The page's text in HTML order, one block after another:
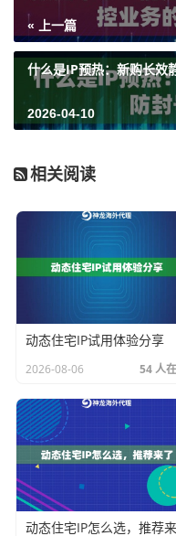
拿到一堆不同城市的代
就行。一个高效的分配
取更准确、更安全的
划。
第一，确定目标城市清
市是必选项，因为它们
特性，加入一些有代表
下沉情况。清单明确
P资源。
第二，理解IP类型与场
快、成本低。但对于商
能看到的价格，或者反
使用动态住宅IP。这类
与普通网民无异，能极
第三，设计轮换与粘性
« 上一篇
什么是IP预热：新购长效
2026-04-10
相关阅读
动态住宅IP试用体验分享
2026-08-06 54 人